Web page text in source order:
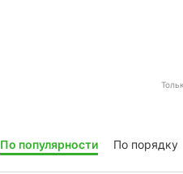
По популярности По порядку